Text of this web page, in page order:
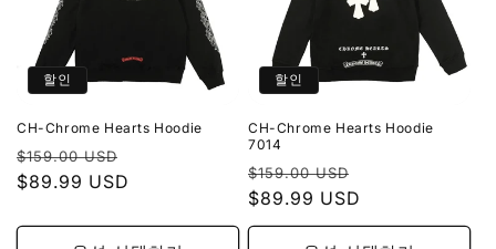
할인
CH-Chrome Hearts Hoodie
정
가
$159.00 USD
$89.99 USD
할인
CH-Chrome Hearts Hoodie
7014
정
가
$159.00 USD
가
$89.99 USD